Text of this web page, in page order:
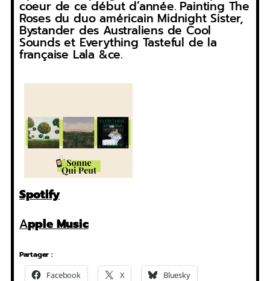
coeur de ce début d’année. Painting The
Roses du duo américain Midnight Sister,
Bystander des Australiens de Cool
Sounds et Everything Tasteful de la
française Lala &ce.
Spotify
Apple Music
Partager :
Facebook
X Bluesky